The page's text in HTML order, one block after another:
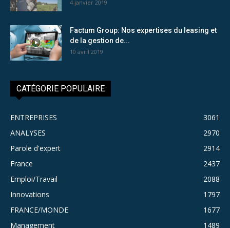
4 janvier 2019
Factum Group: Nos expertises du leasing et
de la gestion de...
10 avril 2019
CATÉGORIE POPULAIRE
ENTREPRISES
3061
ANALYSES
2970
Parole d'expert
2914
France
2437
Emploi/Travail
2088
Innovations
1797
FRANCE/MONDE
1677
Management
1489